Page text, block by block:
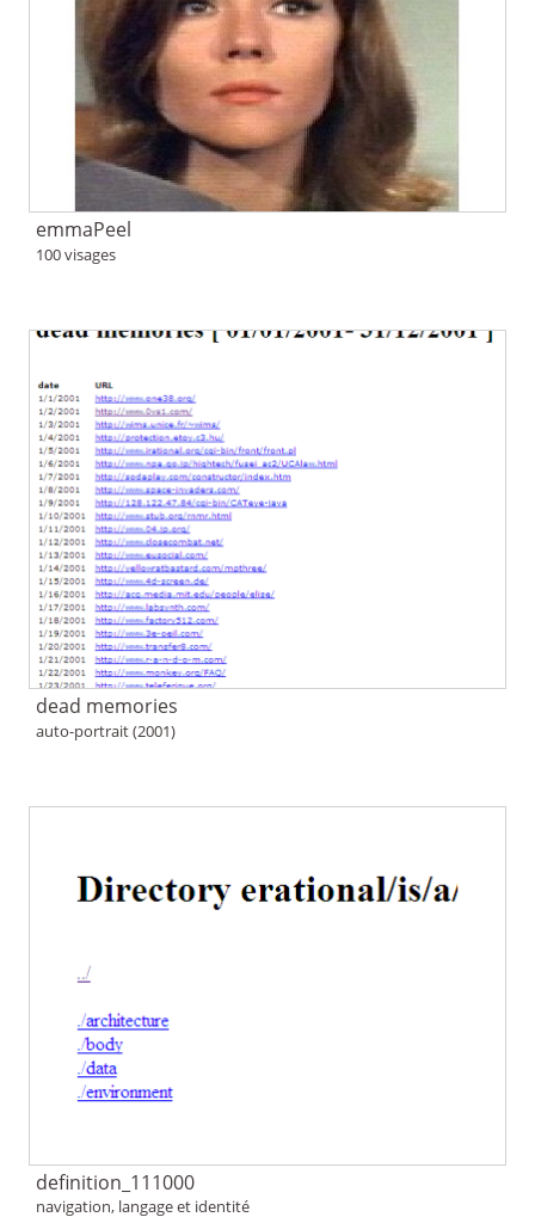
emmaPeel
100 visages
dead memories
auto-portrait (2001)
definition_111000
navigation, langage et identité